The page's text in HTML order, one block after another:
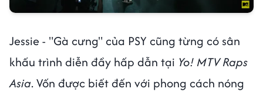
Jessie - "Gà cưng" của PSY cũng từng có sân
khấu trình diễn đầy hấp dẫn tại Yo! MTV Raps
Asia. Vốn được biết đến với phong cách nóng